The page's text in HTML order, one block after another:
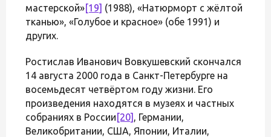
мастерской»[19] (1988), «Натюрморт с жёлтой
тканью», «Голубое и красное» (обе 1991) и
других.
Ростислав Иванович Вовкушевский скончался
14 августа 2000 года в Санкт-Петербурге на
восемьдесят четвёртом году жизни. Его
произведения находятся в музеях и частных
собраниях в России [20] , Германии,
Великобритании, США, Японии, Италии,